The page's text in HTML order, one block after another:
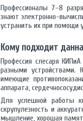
Профессионалы 7–8
знают электронно-
устранить их при помощи
Кому подходит
Профессия слесаря
разными устройствами.
имеющие
аппарата,
Для успешной работы
скрупулезность и
мышление, хорошая